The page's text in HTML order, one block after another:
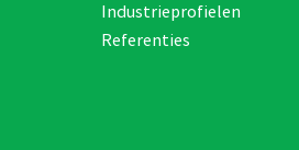
Industrieprofielen
Referenties